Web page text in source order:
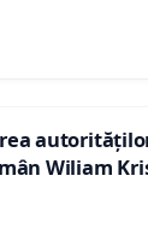
Wiliam
plasament în